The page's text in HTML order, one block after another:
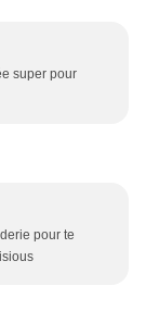
super pour
pour te